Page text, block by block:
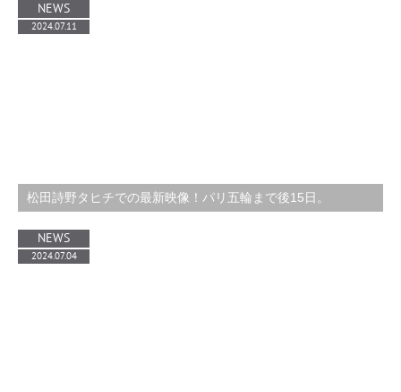
松田詩野タヒチでの最新映像！パリ五輪まで後15日。
NEWS
2024.07.11
NEWS
2024.07.04